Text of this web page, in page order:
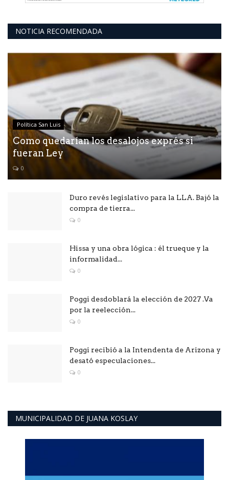
NOTICIA RECOMENDADA
Política San Luis
Como quedarían los desalojos exprés si
fueran Ley
0
Duro revés legislativo para la LLA. Bajó la
compra de tierra...
0
Hissa y una obra lógica : él trueque y la
informalidad...
0
Poggi desdoblará la elección de 2027 .Va
por la reelección...
0
Poggi recibió a la Intendenta de Arizona y
desató especulaciones...
0
MUNICIPALIDAD DE JUANA KOSLAY